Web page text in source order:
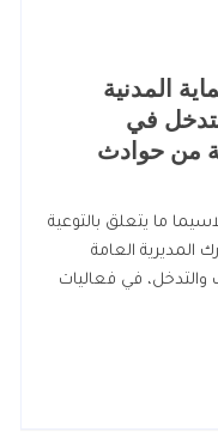
المدنية
في
من حوادث
ما يتعلق بالتوعية
المديرية العامة
والتدخل، في فعاليات